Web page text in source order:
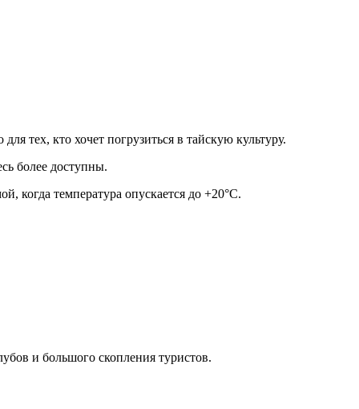
тех, кто хочет погрузиться в тайскую культуру.
более доступны.
когда температура опускается до +20°C.
и большого скопления туристов.